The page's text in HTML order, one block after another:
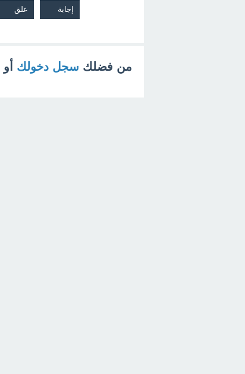
من فضلك سجل دخولك أو